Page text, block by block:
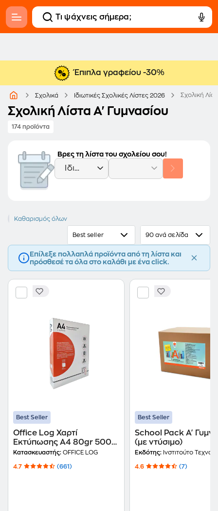
Έπιπλα γραφείου -30%
Σχολικά Ιδιωτικές Σχολικές Λίστες 2026 Σχολική
Σχολική Λίστα Α' Γυμνασίου
174 προϊόντα
Βρες τη λίστα του σχολείου σου!
Ιδιωτικό Σχολείο
Α' Γυμνασίου
Καθαρισμός όλων
Best seller 90 ανά σελίδα
Επίλεξε πολλαπλά προϊόντα από τη λίστα και
πρόσθεσέ τα όλα στο καλάθι με ένα click.
Best Seller
Office Log Χαρτί
Εκτύπωσης A4 80gr 500
φύλλα
Κατασκευαστής: OFFICE LOG
4.7 (661)
Best Seller
School Pack Α'
(με ντύσιμο)
Εκδότης: Ινστιτούτο Τεχνολογίας Υπολογιστών και
4.6 (7)